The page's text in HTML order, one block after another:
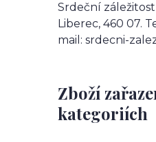
Srdeční záležitost
Liberec, 460 07.
mail: srdecni-
Zboží
kategoriích